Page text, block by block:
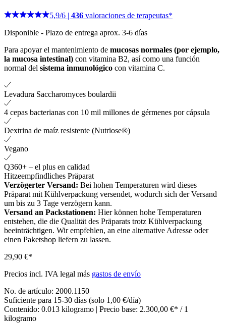
5,9/6 | 436 valoraciones de terapeutas*
Disponible - Plazo de entrega aprox. 3-6 días
Para apoyar el mantenimiento de mucosas normales (por ejemplo,
la mucosa intestinal) con vitamina B2, así como una función
normal del sistema inmunológico con vitamina C.
Levadura Saccharomyces boulardii
4 cepas bacterianas con 10 mil millones de gérmenes por cápsula
Dextrina de maíz resistente (Nutriose®)
Vegano
Q360+ – el plus en calidad
Hitzeempfindliches Präparat
Verzögerter Versand: Bei hohen Temperaturen wird dieses
Präparat mit Kühlverpackung versendet, wodurch sich der Versand
um bis zu 3 Tage verzögern kann.
Versand an Packstationen: Hier können hohe Temperaturen
entstehen, die die Qualität des Präparats trotz Kühlverpackung
beeinträchtigen. Wir empfehlen, an eine alternative Adresse oder
einen Paketshop liefern zu lassen.
29,90 €*
Precios incl. IVA legal más gastos de envío
No. de artículo: 2000.1150
Suficiente para 15-30 días (solo 1,00 €/día)
Contenido: 0.013 kilogramo | Precio base: 2.300,00 €* / 1
kilogramo